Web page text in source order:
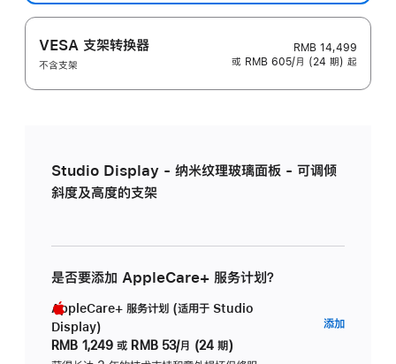
VESA 支架转换器
不含支架
RMB 14,499
或 RMB 605/月 (24 期) 起
Studio Display - 纳米纹理玻璃面板 - 可调倾
斜度及高度的支架
是否要添加 AppleCare+ 服务计划？
AppleCare+ 服务计划 (适用于 Studio
Display)
RMB 1,249 或 RMB 53/月 (24 期)
添加